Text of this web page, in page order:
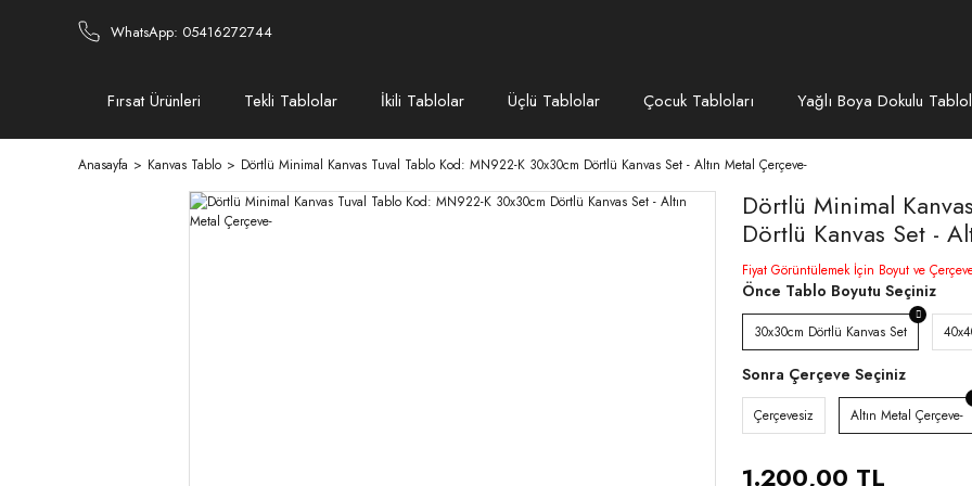
WhatsApp: 05416272744
Fırsat Ürünleri Tekli Tablolar İkili Tablolar Üçlü Tablolar Çocuk Tabloları Yağlı Boya Dokulu
Anasayfa Kanvas Tablo Dörtlü Minimal Kanvas Tuval Tablo Kod: MN922-K 30x30cm Dörtlü Kanvas Set - Altın Metal Çerçeve-
Dörtlü Minimal
Dörtlü Kanvas Set -
Fiyat Görüntülemek İçin Boyut ve
Önce Tablo Boyutu Seçiniz
30x30cm Dörtlü Kanvas Set
Sonra Çerçeve Seçiniz
Çerçevesiz Altın Metal Çerçeve-
1.200,00 TL